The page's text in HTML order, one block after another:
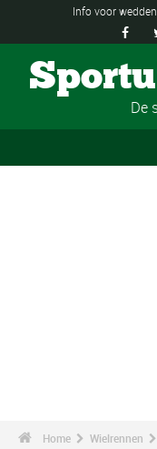
Info voor wedden

De
Home Wielrennen